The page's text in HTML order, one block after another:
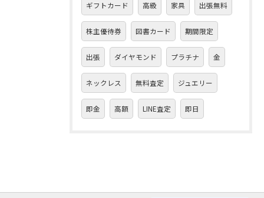
ギフトカード 高級 家具 出張無料
株主優待券 図書カード 期間限定
出張 ダイヤモンド プラチナ 金
ネックレス 無料査定 ジュエリー
即金 高額 LINE査定 即日